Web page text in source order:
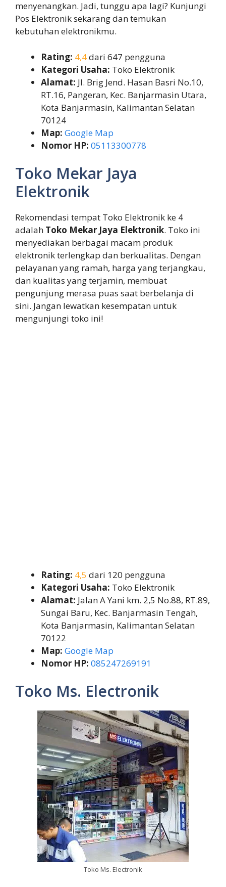
menyenangkan. Jadi, tunggu apa lagi? Kunjungi
Pos Elektronik sekarang dan temukan
kebutuhan elektronikmu.
Rating: 4,4dari 647 pengguna
Kategori Usaha: Toko Elektronik
Alamat: Jl. Brig Jend. Hasan Basri No.10,
RT.16, Pangeran, Kec. Banjarmasin Utara,
Kota Banjarmasin, Kalimantan Selatan
70124
Map: Google Map
Nomor HP: 05113300778
Toko Mekar Jaya
Elektronik
Rekomendasi tempat Toko Elektronik ke 4
adalah Toko Mekar Jaya Elektronik. Toko ini
menyediakan berbagai macam produk
elektronik terlengkap dan berkualitas. Dengan
pelayanan yang ramah, harga yang terjangkau,
dan kualitas yang terjamin, membuat
pengunjung merasa puas saat berbelanja di
sini. Jangan lewatkan kesempatan untuk
mengunjungi toko ini!
Rating: 4,5 dari 120 pengguna
Kategori Usaha: Toko Elektronik
Alamat: Jalan A Yani km. 2,5 No.88, RT.89,
Sungai Baru, Kec. Banjarmasin Tengah,
Kota Banjarmasin, Kalimantan Selatan
70122
Map: Google Map
Nomor HP: 085247269191
Toko Ms. Electronik
Toko Ms. Electronik